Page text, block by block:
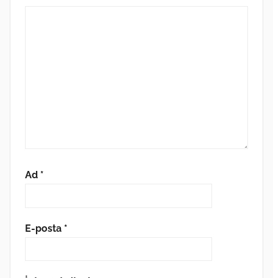
Ad *
E-posta *